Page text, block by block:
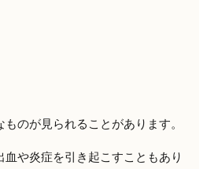
のが見られることがあります。
や炎症を引き起こすこともあり